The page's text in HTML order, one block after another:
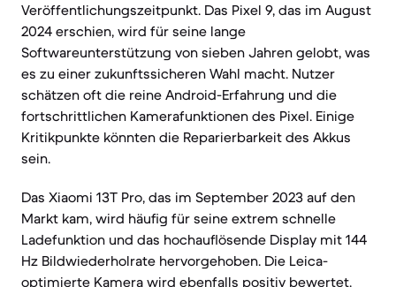
Veröffentlichungszeitpunkt. Das Pixel 9, das im August
2024 erschien, wird für seine lange
Softwareunterstützung von sieben Jahren gelobt, was
es zu einer zukunftssicheren Wahl macht. Nutzer
schätzen oft die reine Android-Erfahrung und die
fortschrittlichen Kamerafunktionen des Pixel. Einige
Kritikpunkte könnten die Reparierbarkeit des Akkus
sein.
Das Xiaomi 13T Pro, das im September 2023 auf den
Markt kam, wird häufig für seine extrem schnelle
Ladefunktion und das hochauflösende Display mit 144
Hz Bildwiederholrate hervorgehoben. Die Leica-
optimierte Kamera wird ebenfalls positiv bewertet.